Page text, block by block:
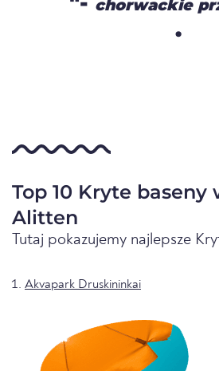
chorwackie
.
Top 10 Kryte baseny
Alitten
Tutaj pokazujemy najlepsze
Akvapark Druskininkai